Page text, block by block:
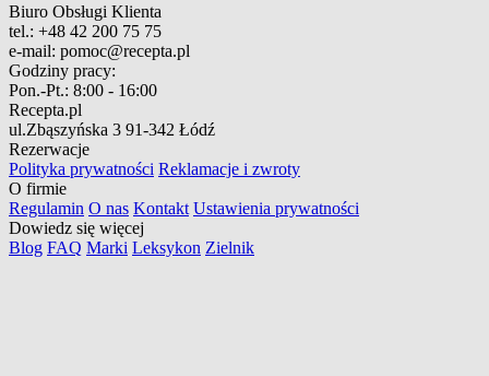
Biuro Obsługi Klienta
tel.: +48 42 200 75 75
e-mail: pomoc@recepta.pl
Godziny pracy:
Pon.-Pt.: 8:00 - 16:00
Recepta.pl
ul.Zbąszyńska 3 91-342 Łódź
Rezerwacje
Polityka prywatności Reklamacje i zwroty
O firmie
Regulamin O nas Kontakt Ustawienia prywatności
Dowiedz się więcej
Blog FAQ Marki Leksykon Zielnik